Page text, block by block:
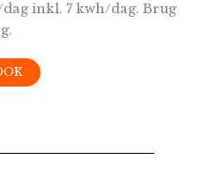
inkl. 7 kwh/dag. Brug